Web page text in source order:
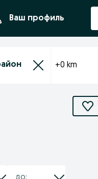
Ваш профиль
+0 km